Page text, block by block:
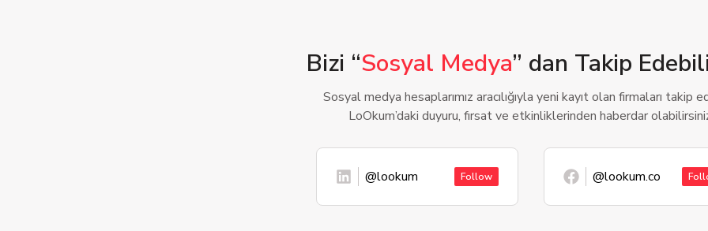
Bizi “Sosyal Medya” dan Takip
Sosyal medya hesaplarımız aracılığıyla yeni kayıt olan firmaları takip
LoOkum’daki duyuru, fırsat ve etkinliklerinden haberdar
@lookum Follow @lookum.co